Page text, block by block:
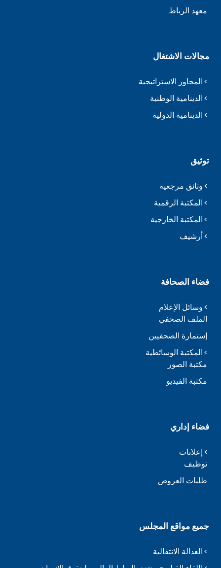
معهد الرباط
مجالات الاشتغال
المحاور الاستراتيجية
الدينامية الوطنية
الدينامية الدولية
توثيق
وثائق مرجعية
المكتبة الرقمية
المكتبة الخارجية
أرشيف
فضاء الصحافة
وسائل الإعلام
الملف الصحفي
إستمارة الصحفيين
المكتبة الوسائطية
مكتبة الصور
مكتبة الفيديو
فضاء إداري
إعلانات
توظيف
طلبات العروض
جميع مواقع المجلس
العدالة الانتقالية